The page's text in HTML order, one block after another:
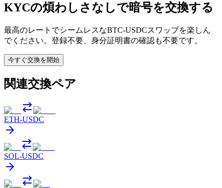
KYCの煩わしさなしで暗号を交換する
最高のレートでシームレスなBTC-USDCスワップを楽しん
でください。登録不要、身分証明書の確認も不要です。
今すぐ交換を開始
関連交換ペア
ETH-USDC
SOL-USDC